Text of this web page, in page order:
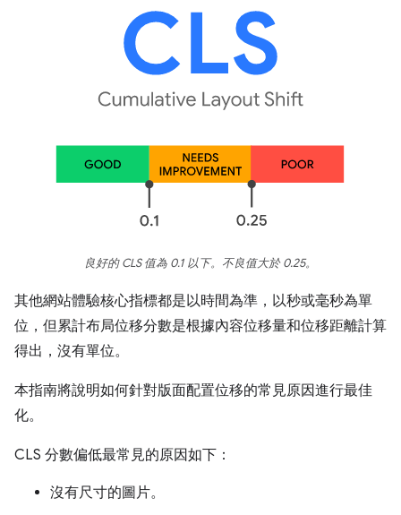
良好的 CLS 值為 0.1 以下。不良值大於 0.25。
其他網站體驗核心指標都是以時間為準，以秒或毫秒為單
位，但累計布局位移分數是根據內容位移量和位移距離計算
得出，沒有單位。
本指南將說明如何針對版面配置位移的常見原因進行最佳
化。
CLS 分數偏低最常見的原因如下：
沒有尺寸的圖片。